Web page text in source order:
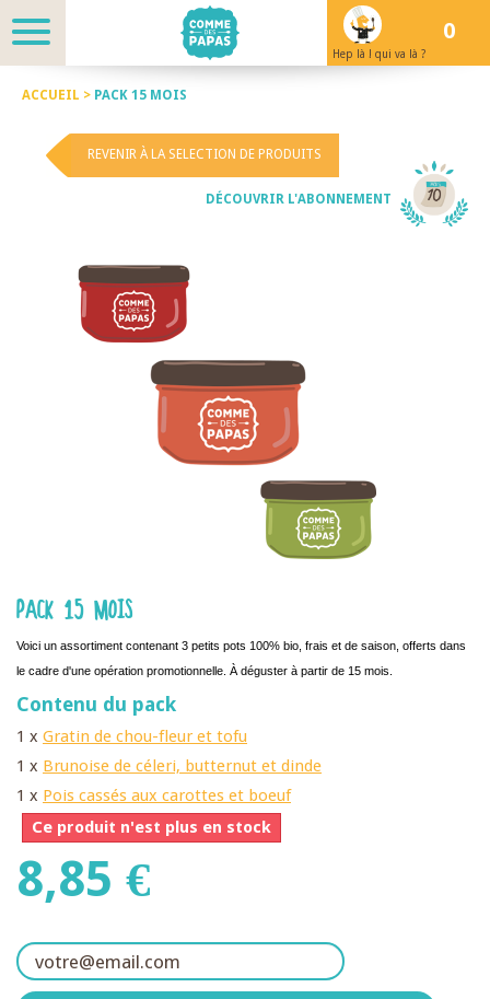
Hep là ! qui va là ?
0
ACCUEIL > PACK 15 MOIS
REVENIR À LA SELECTION DE PRODUITS
DÉCOUVRIR L'ABONNEMENT
PACK 15 MOIS
Voici un assortiment contenant 3 petits pots 100% bio, frais et de saison, offerts dans
le cadre d'une opération promotionnelle. À déguster à partir de 15 mois.
Contenu du pack
1 x Gratin de chou-fleur et tofu
1 x Brunoise de céleri, butternut et dinde
1 x Pois cassés aux carottes et boeuf
Ce produit n'est plus en stock
8,85 €